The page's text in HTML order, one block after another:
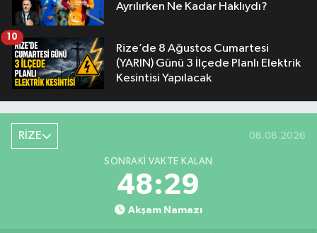
Ayrılırken Ne Kadar Haklıydı?
Rize’de 8 Ağustos Cumartesi
(YARIN) Günü 3 İlçede Planlı Elektrik
Kesintisi Yapılacak
10
RİZE 08.08.2026
SONRAKI VAKTE KALAN
48:28
Akşam Namazı